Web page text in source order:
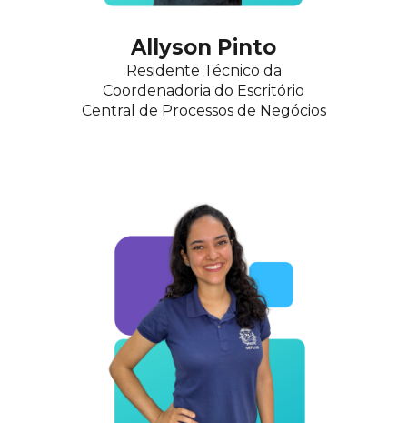
Allyson Pinto
Residente Técnico da
Coordenadoria do Escritório
Central de Processos de Negócios